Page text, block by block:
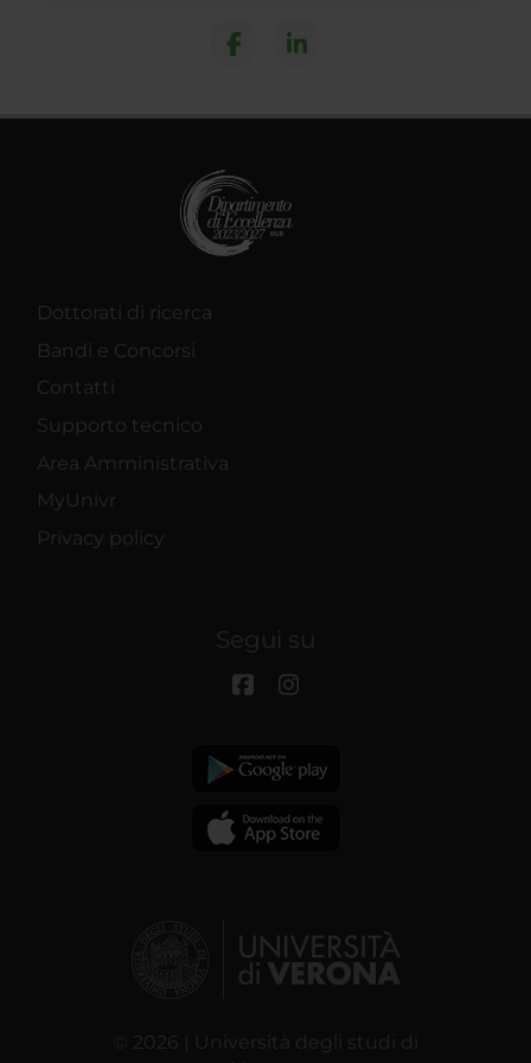
raccolto dal tuo utilizzo dei loro servizi.
Dottorati di ricerca
Bandi e Concorsi
Contatti
Supporto tecnico
Area Amministrativa
MyUnivr
Privacy policy
Segui su
© 2026 | Università degli studi di